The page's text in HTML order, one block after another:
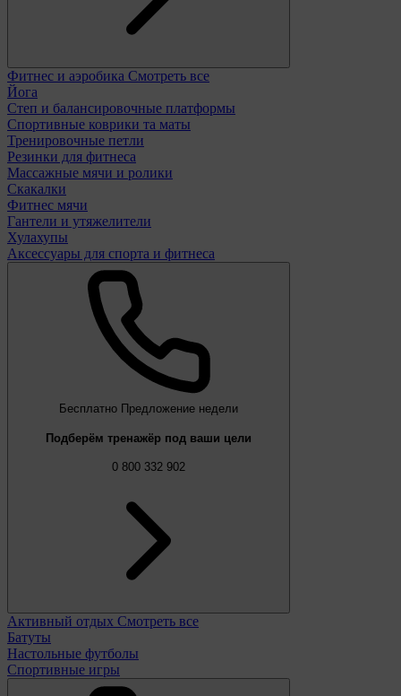
Фитнес и аэробика Смотреть все
Йога
Степ и балансировочные платформы
Спортивные коврики та маты
Тренировочные петли
Резинки для фитнеса
Массажные мячи и ролики
Скакалки
Фитнес мячи
Гантели и утяжелители
Хулахупы
Аксессуары для спорта и фитнеса
Бесплатно Предложение недели
Подберём тренажёр под ваши цели
0 800 332 902
Активный отдых Смотреть все
Батуты
Настольные футболы
Спортивные игры